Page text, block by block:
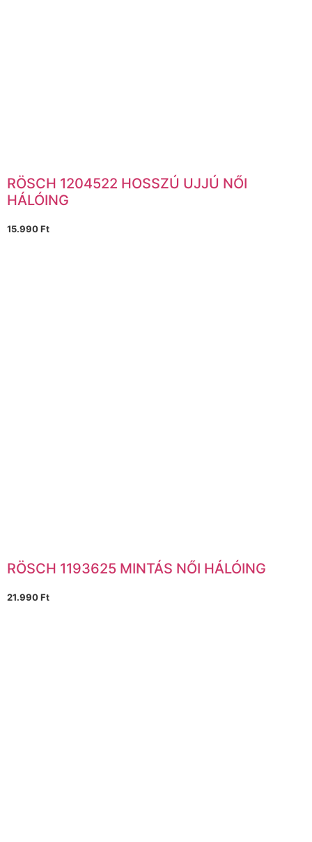
RÖSCH 1204522 HOSSZÚ UJJÚ NŐI
HÁLÓING
15.990Ft
RÖSCH 1193625 MINTÁS NŐI HÁLÓING
21.990Ft